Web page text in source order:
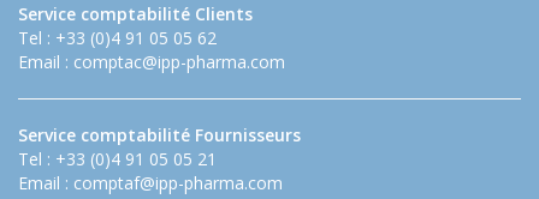
Service comptabilité Clients
Tel : +33 (0)4 91 05 05 62
Email : comptac@ipp-pharma.com
Service comptabilité Fournisseurs
Tel : +33 (0)4 91 05 05 21
Email : comptaf@ipp-pharma.com